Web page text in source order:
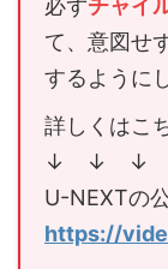
必ずチャイ
て、意図せ
するように
詳しくはこ
↓ ↓ ↓
U-NEXTの
https://